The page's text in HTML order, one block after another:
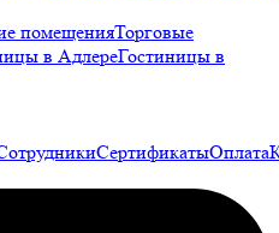
помещенияТорговые
в АдлереГостиницы в
СертификатыОплата